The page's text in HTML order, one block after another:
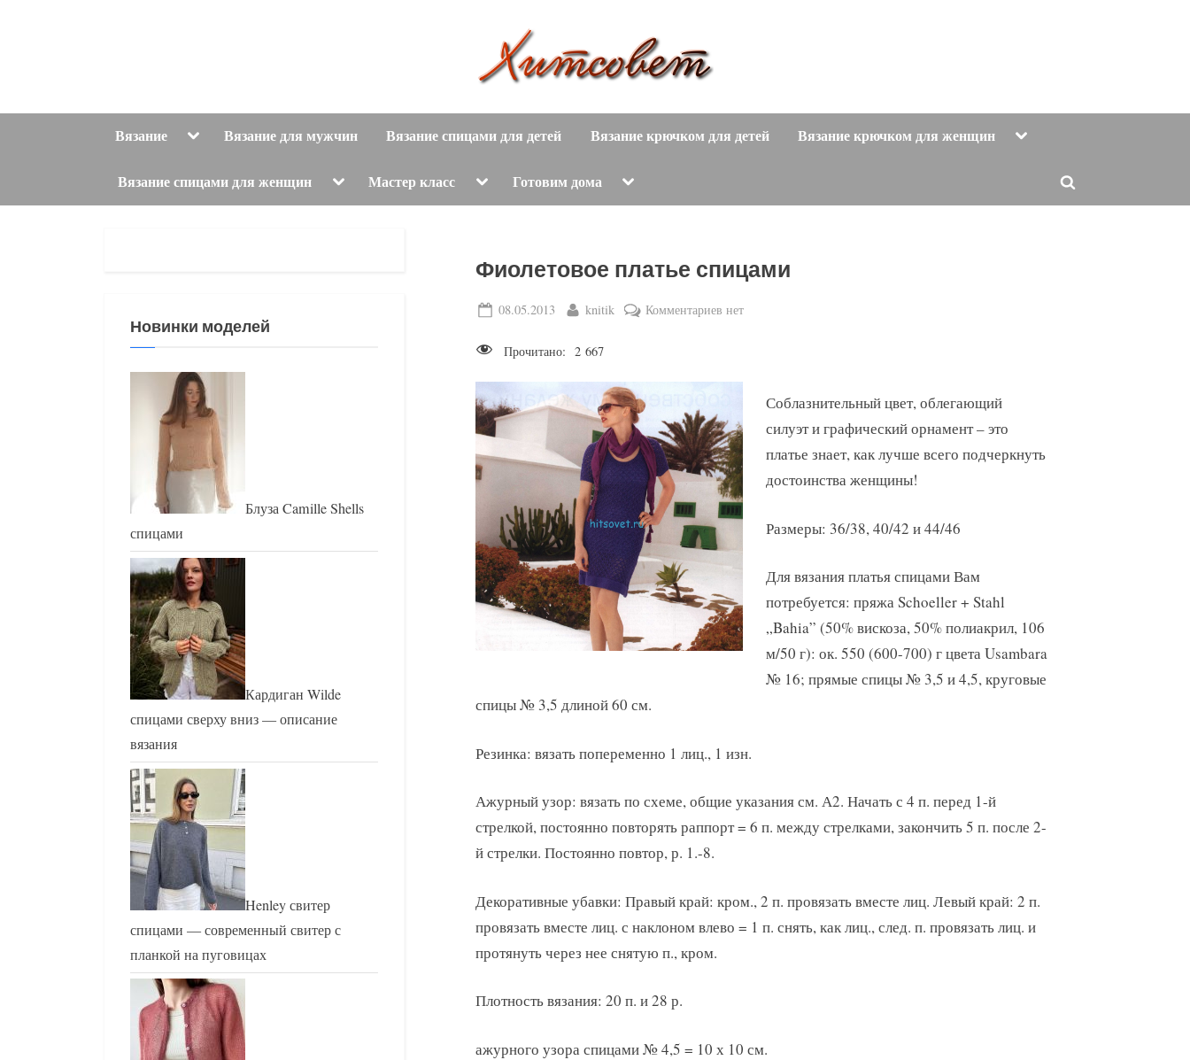
и
т
о
в
е
т
вязание
с
описанием
и
Вязание ToggleВязание для мужчин Вязание спицами для детей Вязание крючком для детей Вязание крючком для женщин Toggle
Вязание спицами для женщин Toggle
menu
Мастер класс Toggle
menu
Готовим дома Toggle
menu
Toggle
Фиолетовое платье спицами
Posted
08.05.2013 By
knitik Комментариев к
спицами
нет
Прочитано: 2 667
Соблазнительный цвет, облегающий
силуэт и графический орнамент – это
платье знает, как лучше всего подчеркнуть
достоинства женщины!
Размеры: 36/38, 40/42 и 44/46
Для вязания платья спицами Вам
потребуется: пряжа Schoeller + Stahl
„Bahia” (50% вискоза, 50% полиакрил, 106
м/50 г): ок. 550 (600-700) г цвета Usambara
№ 16; прямые спицы № 3,5 и 4,5, круговые
спицы № 3,5 длиной 60 см.
Резинка: вязать попеременно 1 лиц., 1 изн.
Ажурный узор: вязать по схеме, общие указания см. А2. Начать с 4 п. перед 1-й
стрелкой, постоянно повторять раппорт = 6 п. между стрелками, закончить 5 п. после 2-
й стрелки. Постоянно повтор, р. 1.-8.
Декоративные убавки: Правый край: кром., 2 п. провязать вместе лиц. Левый край: 2 п.
провязать вместе лиц. с наклоном влево = 1 п. снять, как лиц., след. п. провязать лиц. и
протянуть через нее снятую п., кром.
Плотность вязания: 20 п. и 28 р.
ажурного узора спицами № 4,5 = 10 х 10 см.
Новинки моделей
Блуза Camille Shells
спицами
Кардиган Wilde
спицами сверху вниз — описание
вязания
Henley свитер
спицами — современный свитер с
планкой на пуговицах